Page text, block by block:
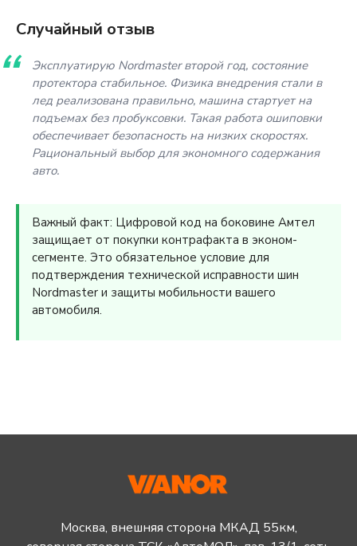
Случайный отзыв
Эксплуатирую Nordmaster второй год, состояние
протектора стабильное. Физика внедрения стали в
лед реализована правильно, машина стартует на
подъемах без пробуксовки. Такая работа ошиповки
обеспечивает безопасность на низких скоростях.
Рациональный выбор для экономного содержания
авто.
Важный факт: Цифровой код на боковине Амтел
защищает от покупки контрафакта в эконом-
сегменте. Это обязательное условие для
подтверждения технической исправности шин
Nordmaster и защиты мобильности вашего
автомобиля.
Москва, внешняя сторона МКАД 55км,